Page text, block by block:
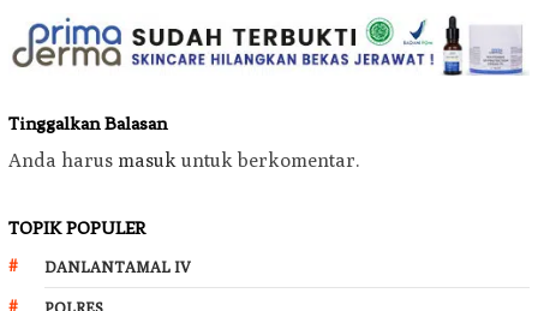
Tinggalkan Balasan
Anda harus masuk untuk berkomentar.
TOPIK POPULER
DANLANTAMAL IV
POLRES